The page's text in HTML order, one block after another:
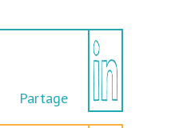
Partage